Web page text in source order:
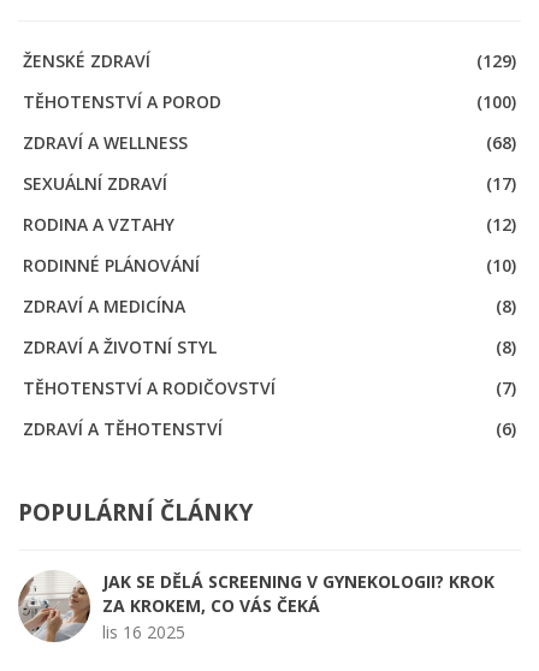
ŽENSKÉ ZDRAVÍ
(129)
TĚHOTENSTVÍ A POROD
(100)
ZDRAVÍ A WELLNESS
(68)
SEXUÁLNÍ ZDRAVÍ
(17)
RODINA A VZTAHY
(12)
RODINNÉ PLÁNOVÁNÍ
(10)
ZDRAVÍ A MEDICÍNA
(8)
ZDRAVÍ A ŽIVOTNÍ STYL
(8)
TĚHOTENSTVÍ A RODIČOVSTVÍ
(7)
ZDRAVÍ A TĚHOTENSTVÍ
(6)
POPULÁRNÍ ČLÁNKY
JAK SE DĚLÁ SCREENING V GYNEKOLOGII? KROK
ZA KROKEM, CO VÁS ČEKÁ
lis 16 2025